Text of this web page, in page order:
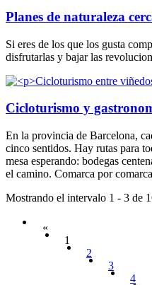
Planes de naturaleza
Si eres de los que los gusta
disfrutarlas y bajar las
Cicloturismo y
En la provincia de Barcelona,
cinco sentidos. Hay rutas para
mesa esperando: bodegas
el camino. Comarca por
Mostrando el intervalo 1 - 3 de
«
1
2
3
4